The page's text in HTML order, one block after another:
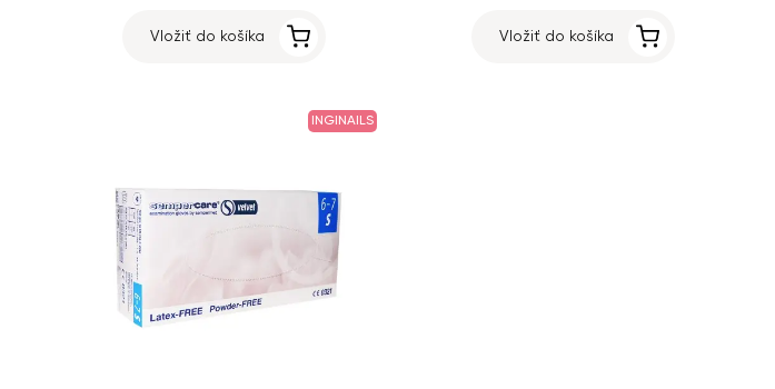
Vložiť do košíka Vložiť do košíka
INGINAILS